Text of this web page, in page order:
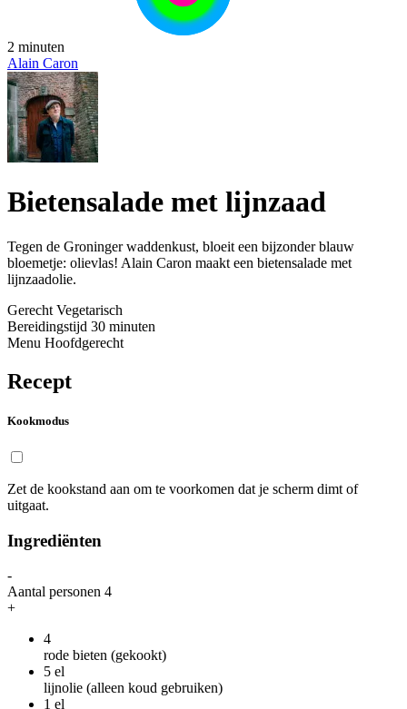
2 minuten
Alain Caron
Bietensalade met lijnzaad
Tegen de Groninger waddenkust, bloeit een bijzonder blauw
bloemetje: olievlas! Alain Caron maakt een bietensalade met
lijnzaadolie.
Gerecht Vegetarisch
Bereidingstijd 30 minuten
Menu Hoofdgerecht
Recept
Kookmodus
Zet de kookstand aan om te voorkomen dat je scherm dimt of
uitgaat.
Ingrediënten
-
Aantal personen 4
+
4
rode bieten (gekookt)
5 el
lijnolie (alleen koud gebruiken)
1 el